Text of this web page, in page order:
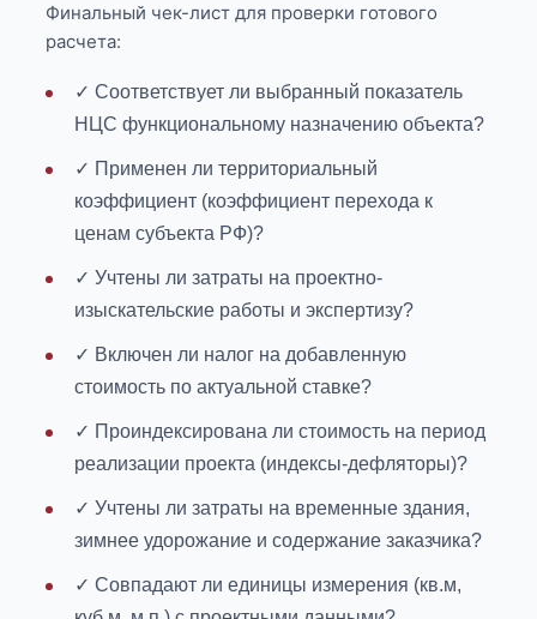
Финальный чек-лист для проверки готового
расчета:
✓ Соответствует ли выбранный показатель
НЦС функциональному назначению объекта?
✓ Применен ли территориальный
коэффициент (коэффициент перехода к
ценам субъекта РФ)?
✓ Учтены ли затраты на проектно-
изыскательские работы и экспертизу?
✓ Включен ли налог на добавленную
стоимость по актуальной ставке?
✓ Проиндексирована ли стоимость на период
реализации проекта (индексы-дефляторы)?
✓ Учтены ли затраты на временные здания,
зимнее удорожание и содержание заказчика?
✓ Совпадают ли единицы измерения (кв.м,